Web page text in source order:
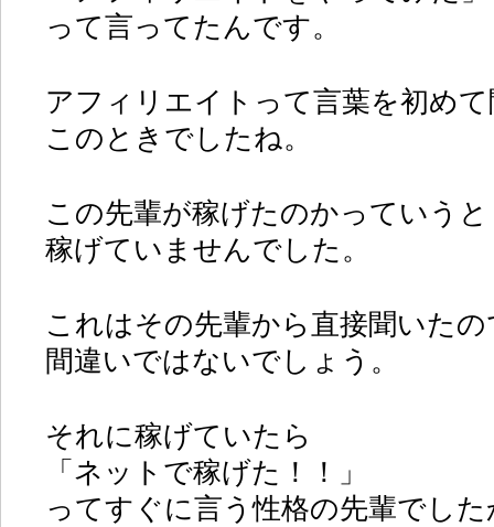
って言ってたんです。
アフィリエイトって言葉を初め
このときでしたね。
この先輩が稼げたのかっていうと
稼げていませんでした。
これはその先輩から直接聞いたの
間違いではないでしょう。
それに稼げていたら
「ネットで稼げた！！」
ってすぐに言う性格の先輩でし